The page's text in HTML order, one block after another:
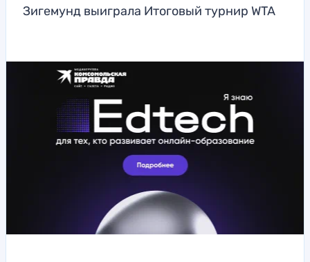
Зигемунд выиграла Итоговый турнир WTA